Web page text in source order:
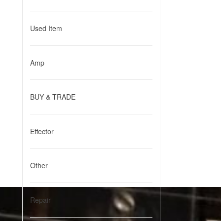
Used Item
Amp
BUY & TRADE
Effector
Other
Repair